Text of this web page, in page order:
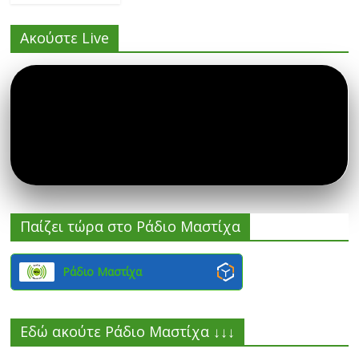
Ακούστε Live
Παίζει τώρα στο Ράδιο Μαστίχα
Ράδιο Μαστίχα
Εδώ ακούτε Ράδιο Μαστίχα ↓↓↓